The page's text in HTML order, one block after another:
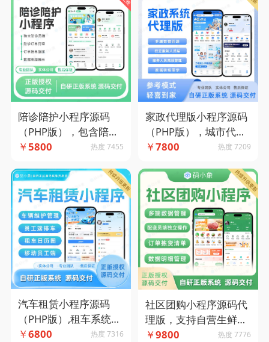
陪诊陪护小程序源码
（PHP版），包含陪护
人员端，便捷的预约管
￥5800 热度 7455
家政代理版小程序源码
（PHP版），城市代理
版多端管理，兼容多种
￥7800 热度 7209
汽车租赁小程序源码
（PHP版）,租车系统，
全流程管理下属门店及
￥6800 热度 7316
社区团购小程序源码代
理版，支持自营生鲜配
送+社区团购团长管理
￥9800 热度 7776